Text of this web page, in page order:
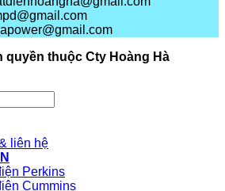
quyền thuộc Cty Hoàng Hà
liên hệ
Perkins
Cummins